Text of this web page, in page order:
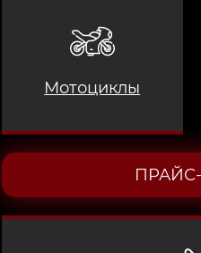
Мотоциклы